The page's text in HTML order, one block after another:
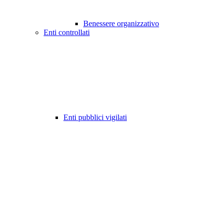
Benessere organizzativo
Enti controllati
Enti pubblici vigilati